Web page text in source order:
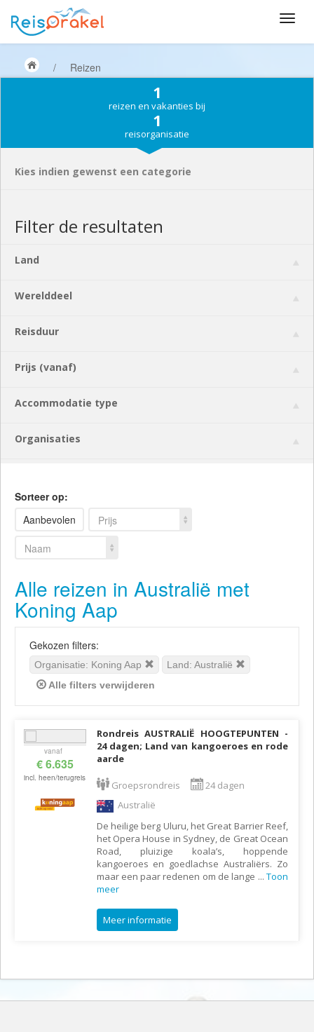
/ Reizen
1
reizen en vakanties bij
1
reisorganisatie
Kies indien gewenst een categorie
Filter de resultaten
Land
Werelddeel
Reisduur
Prijs (vanaf)
Accommodatie type
Organisaties
Sorteer op:
Aanbevolen
Prijs
Naam
Alle reizen in Australië met
Koning Aap
Gekozen filters:
Organisatie: Koning Aap
Land: Australië
Alle filters verwijderen
vanaf
€ 6.635
incl. heen/terugreis
Rondreis AUSTRALIË HOOGTEPUNTEN -
24 dagen; Land van kangoeroes en rode
aarde
Groepsrondreis
24 dagen
Australië
De heilige berg Uluru, het Great Barrier Reef,
het Opera House in Sydney, de Great Ocean
Road, pluizige koala’s, hoppende
kangoeroes en goedlachse Australiërs. Zo
maar een paar redenen om de lange ... Toon
meer
Meer informatie